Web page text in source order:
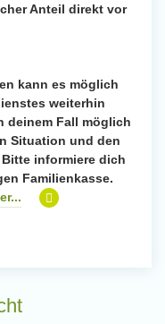
Anteil direkt vor
kann es möglich
weiterhin
deinem Fall möglich
Situation und den
informiere dich
Familienkasse.